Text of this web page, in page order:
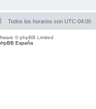
Todos los horarios son UTC-04:00
© phpBB Limited
España